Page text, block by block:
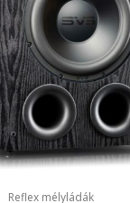
Reflex mélyládák